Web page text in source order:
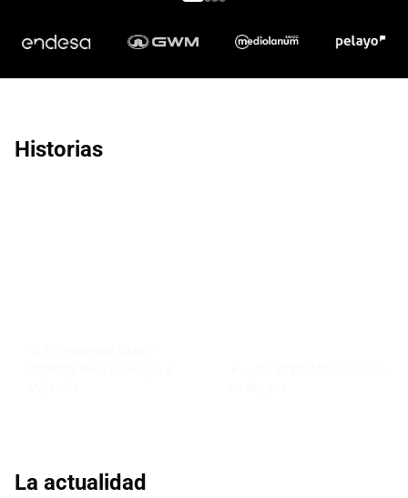
Historias
La actualidad